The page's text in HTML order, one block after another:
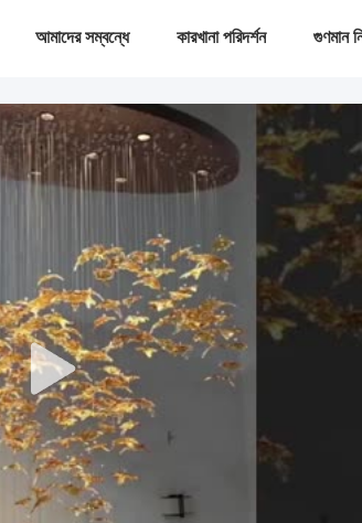
আমাদের সম্বন্ধে কারখানা পরিদর্শন গুণমান